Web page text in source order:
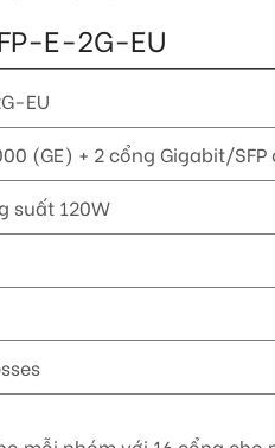
E-2G-EU
EU
(GE) + 2 cổng Gigabit/SFP
suất 120W